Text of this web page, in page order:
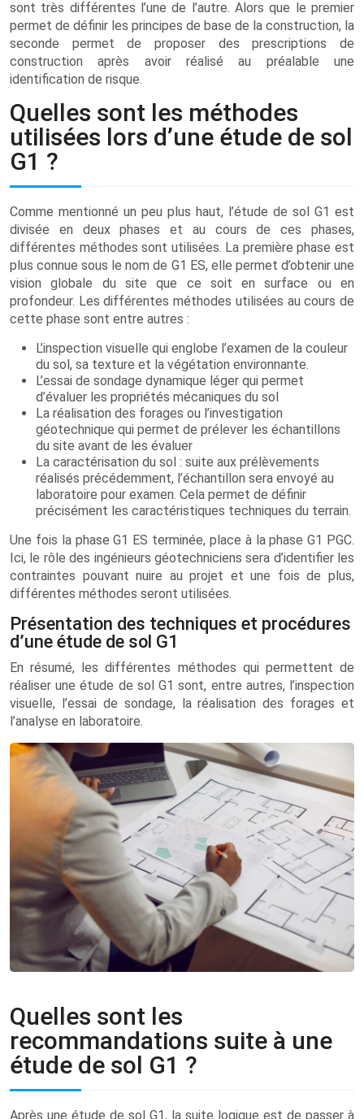
sont très différentes l’une de l’autre. Alors que le premier
permet de définir les principes de base de la construction, la
seconde permet de proposer des prescriptions de
construction après avoir réalisé au préalable une
identification de risque.
Quelles sont les méthodes
utilisées lors d’une étude de sol
G1 ?
Comme mentionné un peu plus haut, l’étude de sol G1 est
divisée en deux phases et au cours de ces phases,
différentes méthodes sont utilisées. La première phase est
plus connue sous le nom de G1 ES, elle permet d’obtenir une
vision globale du site que ce soit en surface ou en
profondeur. Les différentes méthodes utilisées au cours de
cette phase sont entre autres :
L’inspection visuelle qui englobe l’examen de la couleur
du sol, sa texture et la végétation environnante.
L’essai de sondage dynamique léger qui permet
d’évaluer les propriétés mécaniques du sol
La réalisation des forages ou l’investigation
géotechnique qui permet de prélever les échantillons
du site avant de les évaluer
La caractérisation du sol : suite aux prélèvements
réalisés précédemment, l’échantillon sera envoyé au
laboratoire pour examen. Cela permet de définir
précisément les caractéristiques techniques du terrain.
Une fois la phase G1 ES terminée, place à la phase G1 PGC.
Ici, le rôle des ingénieurs géotechniciens sera d’identifier les
contraintes pouvant nuire au projet et une fois de plus,
différentes méthodes seront utilisées.
Présentation des techniques et procédures
d’une étude de sol G1
En résumé, les différentes méthodes qui permettent de
réaliser une étude de sol G1 sont, entre autres, l’inspection
visuelle, l’essai de sondage, la réalisation des forages et
l’analyse en laboratoire.
Quelles sont les
recommandations suite à une
étude de sol G1 ?
Après une étude de sol G1, la suite logique est de passer à